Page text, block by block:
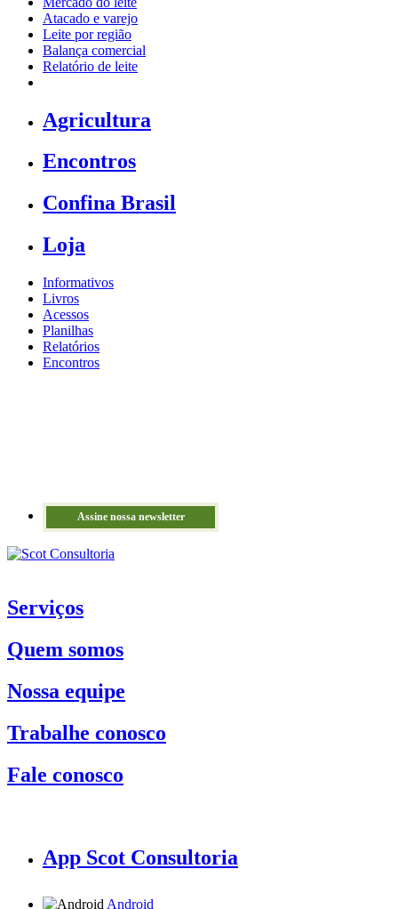
Atacado e varejo
Leite por região
Balança comercial
Relatório de leite
Agricultura
Encontros
Confina Brasil
Loja
Informativos
Livros
Acessos
Planilhas
Relatórios
Encontros
Assine nossa newsletter
Serviços
Quem somos
Nossa equipe
Trabalhe conosco
Fale conosco
App Scot Consultoria
Android